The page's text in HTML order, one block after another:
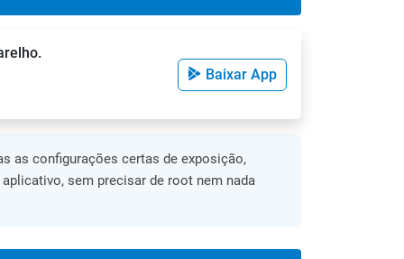
Baixar App
as configurações certas de exposição,
sem precisar de root nem nada